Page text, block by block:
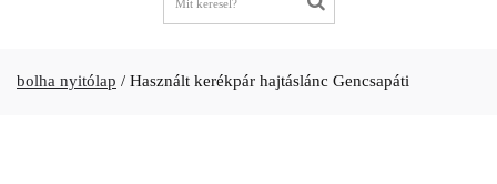
bolha nyitólap / Használt kerékpár hajtáslánc Gencsapáti